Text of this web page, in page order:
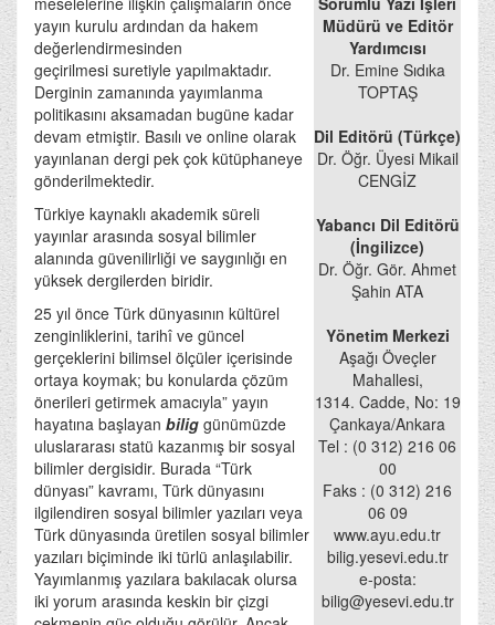
yayın kurulu ardından da hakem
değerlendirmesinden
geçirilmesi suretiyle yapılmaktadır.
Derginin zamanında yayımlanma
politikasını aksamadan bugüne kadar
devam etmiştir. Basılı ve online olarak
yayınlanan dergi pek çok kütüphaneye
gönderilmektedir.
Türkiye kaynaklı akademik süreli
yayınlar arasında sosyal bilimler
alanında güvenilirliği ve saygınlığı en
yüksek dergilerden biridir.
25 yıl önce Türk dünyasının kültürel
zenginliklerini, tarihî ve güncel
gerçeklerini bilimsel ölçüler içerisinde
ortaya koymak; bu konularda çözüm
önerileri getirmek amacıyla” yayın
hayatına başlayan bilig günümüzde
uluslararası statü kazanmış bir sosyal
bilimler dergisidir. Burada “Türk
dünyası” kavramı, Türk dünyasını
ilgilendiren sosyal bilimler yazıları veya
Türk dünyasında üretilen sosyal bilimler
yazıları biçiminde iki türlü anlaşılabilir.
Yayımlanmış yazılara bakılacak olursa
iki yorum arasında keskin bir çizgi
Müdürü ve Editör
Yardımcısı
Dr. Emine Sıdıka
TOPTAŞ
Dil Editörü (Türkçe)
Dr. Öğr. Üyesi Mikail
CENGİZ
Yabancı Dil Editörü
(İngilizce)
Dr. Öğr. Gör. Ahmet
Şahin ATA
Yönetim Merkezi
Aşağı Öveçler
Mahallesi,
1314. Cadde, No: 19
Çankaya/Ankara
Tel : (0 312) 216 06
00
Faks : (0 312) 216
06 09
www.ayu.edu.tr
bilig.yesevi.edu.tr
e-posta:
bilig@yesevi.edu.tr